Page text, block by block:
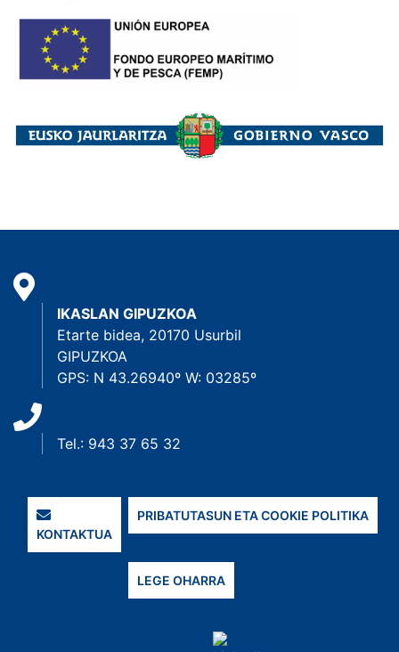
IKASLAN GIPUZKOA
Etarte bidea, 20170 Usurbil
GIPUZKOA
GPS: N 43.26940º W: 03285º
Tel.: 943 37 65 32
KONTAKTUA
PRIBATUTASUN ETA COOKIE POLITIKA
LEGE OHARRA